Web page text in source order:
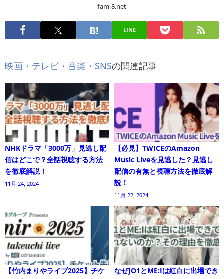
fam-8.net
LINE
映画・テレビ・音楽・SNSの関連記事
NHKドラマ「3000万」見逃し配
信はどこで？全話視聴する方法
を徹底解説！
11月 24, 2024
【必見】TWICEのAmazon
Music Liveを見逃した？見逃し
配信の有無と視聴方法を徹底解
説！
11月 22, 2024
【竹内まりやライブ2025】チケ
なぜJO1とME:Iは紅白に出場でき